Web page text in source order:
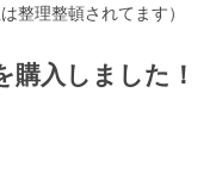
理整頓されてます）
入しました！